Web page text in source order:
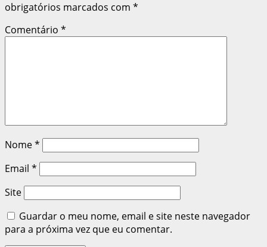
obrigatórios marcados com *
Comentário *
Nome*
Email *
Site
Guardar o meu nome, email e site neste navegador
para a próxima vez que eu comentar.